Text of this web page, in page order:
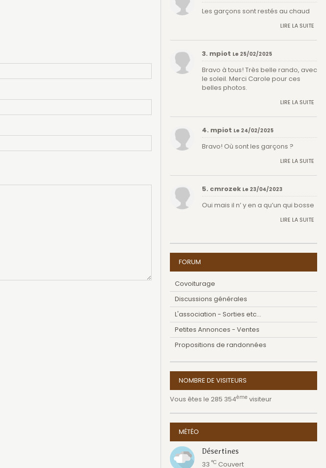
Les garçons sont restés au chaud
LIRE LA SUITE
3. mpiot Le 25/02/2025
Bravo à tous! Très belle rando, avec
le soleil. Merci Carole pour ces
belles photos.
LIRE LA SUITE
4. mpiot Le 24/02/2025
Bravo! Où sont les garçons ?
LIRE LA SUITE
5. cmrozek Le 23/04/2023
Oui mais il n’ y en a qu’un qui bosse
LIRE LA SUITE
FORUM
Covoiturage
Discussions générales
L'association - Sorties etc...
Petites Annonces - Ventes
Propositions de randonnées
NOMBRE DE VISITEURS
Vous êtes le 285 354ème visiteur
MÉTÉO
Désertines
33 °C Couvert